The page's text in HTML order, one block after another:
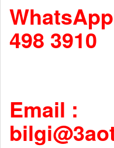
498 3910
Email :